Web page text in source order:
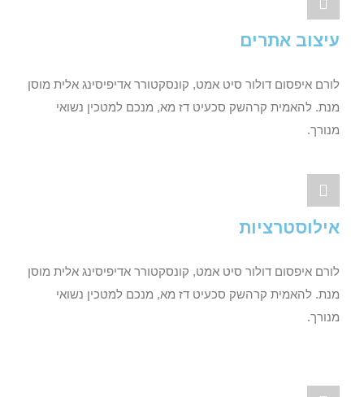
עיצוב אתרים
לורם איפסום דולור סיט אמט, קונסקטורר אדיפיסינג אלית מוסן
מנת. להאמית קרהשק סכעיט דז מא, מנכם למטכין נשואי
מנורך.
אילוסטרציות
לורם איפסום דולור סיט אמט, קונסקטורר אדיפיסינג אלית מוסן
מנת. להאמית קרהשק סכעיט דז מא, מנכם למטכין נשואי
מנורך.